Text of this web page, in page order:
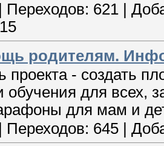
Переходов: 621
родителям.
проекта - создать
для всех,
для мам и
| Переходов: 645 |